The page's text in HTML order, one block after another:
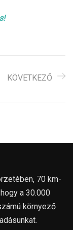
KÖVETKEZŐ
70 km-
a 30.000
környező